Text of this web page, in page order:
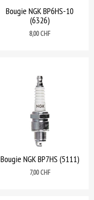
Bougie NGK BP6HS-10
(6326)
Prix
8,00 CHF
Bougie NGK BP7HS (5111)
Prix
7,00 CHF